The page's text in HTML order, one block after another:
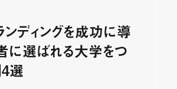
ディングを成功に導
に選ばれる大学をつ
選